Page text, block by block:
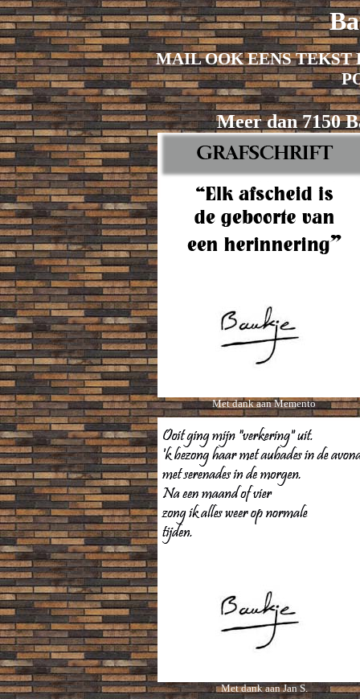
MAIL OOK EENS TEKST
Meer dan 7150
Met dank aan Memento
Met dank aan Jan S.